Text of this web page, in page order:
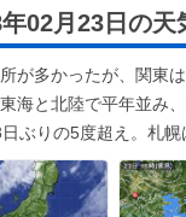
02月23日の天
が多かったが、関東
海と北陸で平年並み
ぶりの5度超え。札幌